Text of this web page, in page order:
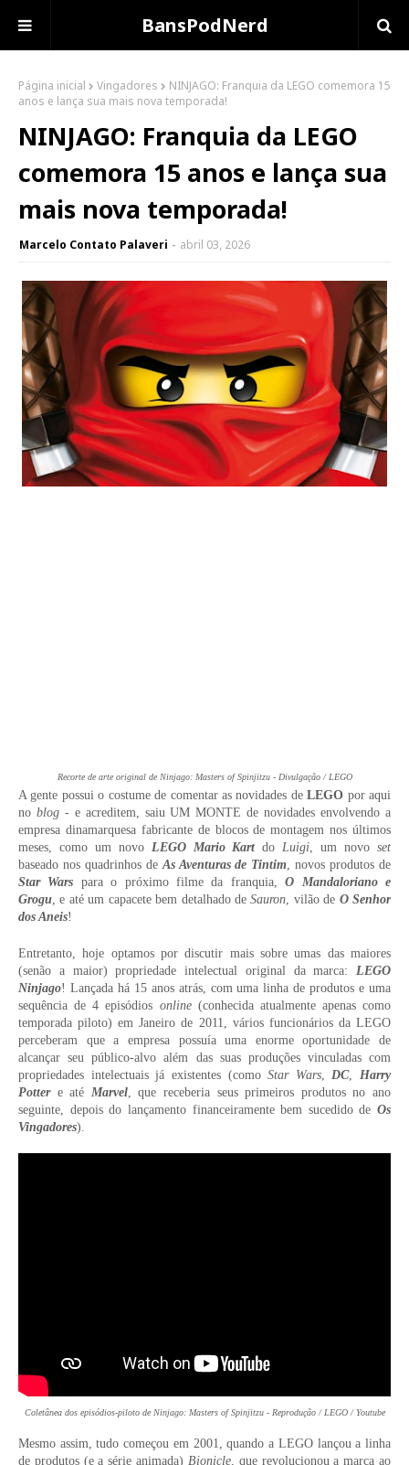
BansPodNerd
Página inicial Vingadores
NINJAGO: Franquia da LEGO comemora 15
anos e lança sua mais nova temporada!
NINJAGO: Franquia da LEGO
comemora 15 anos e lança sua
mais nova temporada!
Marcelo Contato Palaveri abril 03, 2026
Recorte de arte original de Ninjago: Masters of Spinjitzu - Divulgação / LEGO
A gente possui o costume de comentar as novidades deLEGO por aqui
no blog- e acreditem, saiu UM MONTE de novidades envolvendo a
empresa dinamarquesa fabricante de blocos de montagem nos últimos
meses, como um novo LEGO Mario Kart doLuigi, um novoset
baseado nos quadrinhos deAs Aventuras de Tintim, novos produtos de
Star Wars para o próximo filme da franquia,O Mandaloriano e
Grogu, e até um capacete bem detalhado deSauron, vilão de O Senhor
dos Aneis!
Entretanto, hoje optamos por discutir mais sobre umas das maiores
(senão a maior) propriedade intelectual original da marca: LEGO
Ninjago! Lançada há 15 anos atrás, com uma linha de produtos e uma
sequência de 4 episódios online(conhecida atualmente apenas como
temporada piloto) em Janeiro de 2011, vários funcionários da LEGO
perceberam que a empresa possuía uma enorme oportunidade de
alcançar seu público-alvo além das suas produções vinculadas com
propriedades intelectuais já existentes (comoStar Wars,DC, Harry
Pottere até Marvel, que receberia seus primeiros produtos no ano
seguinte, depois do lançamento financeiramente bem sucedido de Os
Vingadores).
Coletânea dos episódios-piloto de Ninjago: Masters of Spinjitzu - Reprodução / LEGO / Youtube
Mesmo assim, tudo começou em 2001, quando a LEGO lançou a linha
de produtos (e a série animada) Bionicle, que revolucionou a marca ao